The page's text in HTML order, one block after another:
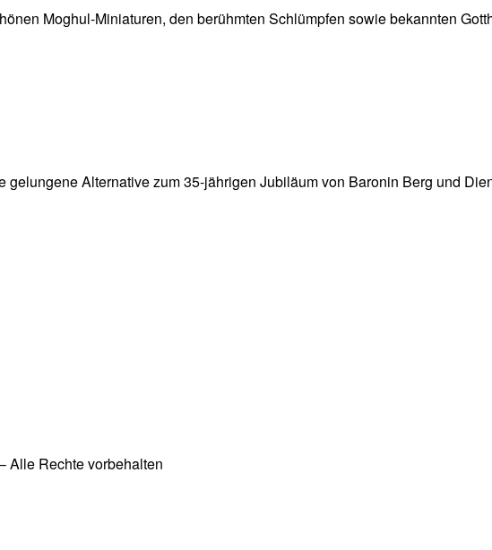
Moghul-Miniaturen, den berühmten Schlümpfen sowie bekannten
Alternative zum 35-jährigen Jubiläum von Baronin Berg und
Alle Rechte vorbehalten